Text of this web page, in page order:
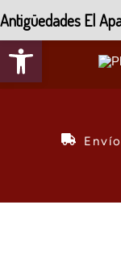
Abrir barra de
Antigüedades El